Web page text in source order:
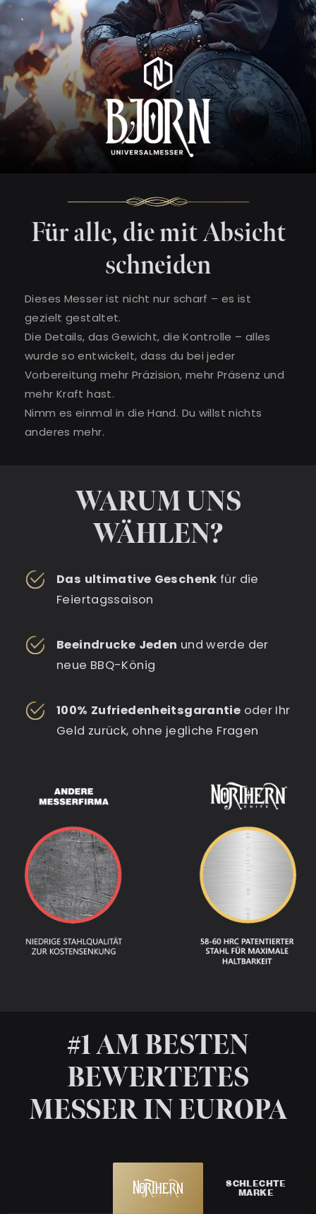
Für alle, die mit Absicht
schneiden
Dieses Messer ist nicht nur scharf – es ist
gezielt gestaltet.
Die Details, das Gewicht, die Kontrolle – alles
wurde so entwickelt, dass du bei jeder
Vorbereitung mehr Präzision, mehr Präsenz und
mehr Kraft hast.
Nimm es einmal in die Hand. Du willst nichts
anderes mehr.
WARUM UNS
WÄHLEN?
Das ultimative Geschenk für die
Feiertagssaison
Beeindrucke Jeden und werde der
neue BBQ-König
100% Zufriedenheitsgarantie oder Ihr
Geld zurück, ohne jegliche Fragen
#1 AM BESTEN
BEWERTETES
MESSER IN EUROPA
SCHLECHTE
MARKE